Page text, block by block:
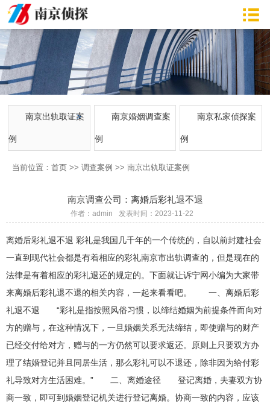
南京出轨取证案
例
南京婚姻调查案
例
南京私家侦探案
例
当前位置： 首页 >> 调查案例 >> 南京出轨取证案例
南京调查公司：离婚后彩礼退不退
作者：admin 发表时间：2023-11-22
离婚后彩礼退不退 彩礼是我国几千年的一个传统的，自以前封建社会
一直到现代社会都是有着相应的彩礼南京市出轨调查的，但是现在的
法律是有着相应的彩礼退还的规定的。下面就让诉宁网小编为大家带
来离婚后彩礼退不退的相关内容，一起来看看吧。 一、离婚后彩
礼退不退 “彩礼是指按照风俗习惯，以缔结婚姻为前提条件而向对
方的赠与，在这种情况下，一旦婚姻关系无法缔结，即使赠与的财产
已经交付给对方，赠与的一方仍然可以要求返还。原则上只要双方办
理了结婚登记并且同居生活，那么彩礼可以不退还，除非因为给付彩
礼导致对方生活困难。” 二、离婚途径 登记离婚，夫妻双方协
商一致，即可到婚姻登记机关进行登记离婚。协商一致的内容，应该